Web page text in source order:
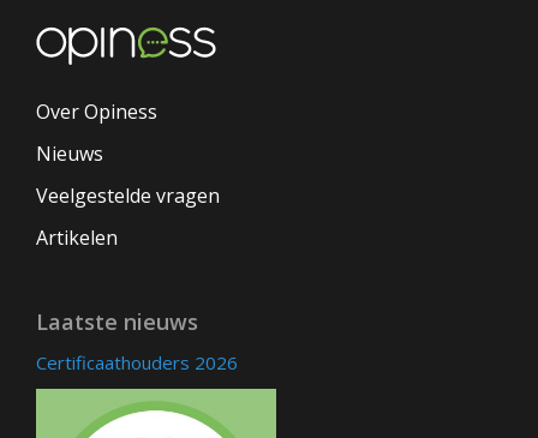
Over Opiness
Nieuws
Veelgestelde vragen
Artikelen
Laatste nieuws
Certificaathouders 2026